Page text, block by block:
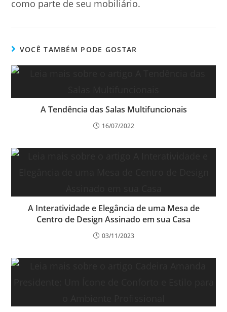
como parte de seu mobiliário.
VOCÊ TAMBÉM PODE GOSTAR
A Tendência das Salas Multifuncionais
16/07/2022
A Interatividade e Elegância de uma Mesa de
Centro de Design Assinado em sua Casa
03/11/2023